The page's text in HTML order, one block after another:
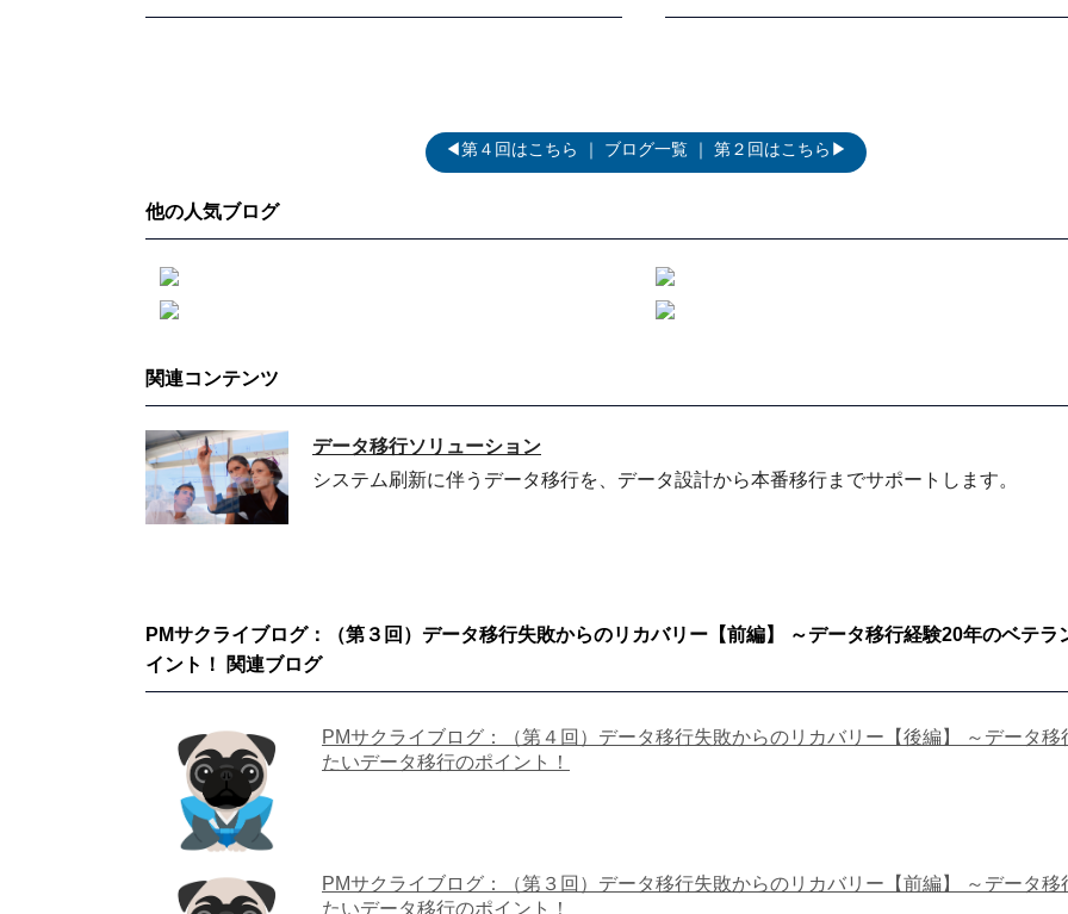
◀第４回はこちら ｜ ブログ一覧 ｜ 第２回はこちら▶
他の人気ブログ
関連コンテンツ
データ移行ソリューション
システム刷新に伴うデータ移行を、データ設計から本番移行までサポートします。
PMサクライブログ：（第３回）データ移行失敗からのリカバリー【前編】 ～データ移行経験20年のベテ
イント！ 関連ブログ